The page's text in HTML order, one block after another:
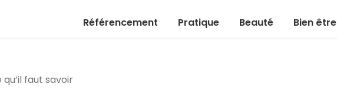
Référencement Pratique Beauté Bien être